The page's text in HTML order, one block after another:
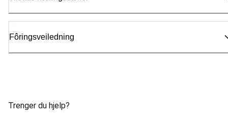
Fôringsveiledning
Trenger du hjelp?